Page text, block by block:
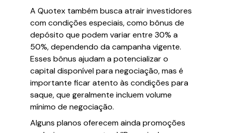
A Quotex também busca atrair investidores
com condições especiais, como bônus de
depósito que podem variar entre 30% a
50%, dependendo da campanha vigente.
Esses bônus ajudam a potencializar o
capital disponível para negociação, mas é
importante ficar atento às condições para
saque, que geralmente incluem volume
mínimo de negociação.
Alguns planos oferecem ainda promoções